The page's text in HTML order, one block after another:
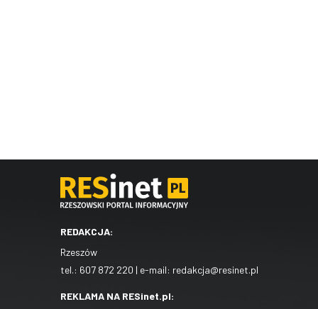
REDAKCJA:
Rzeszów
tel.: 607 872 220 | e-mail: redakcja@resinet.pl
REKLAMA NA RESinet.pl: